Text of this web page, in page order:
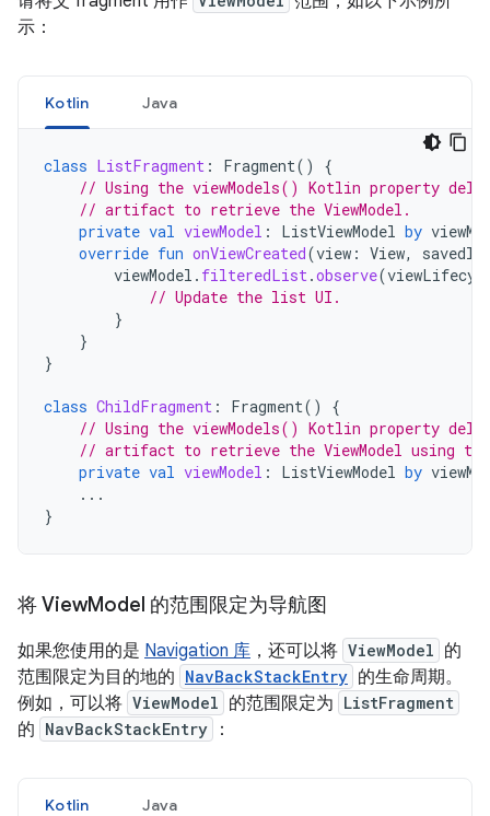
示：
Kotlin Java
class ListFragment : Fragment()
{
// Using the viewModels() Kotlin property
// artifact to retrieve the ViewModel.
private val viewModel : ListViewModel by
override fun onViewCreated(view : View,
viewModel . filteredList.observe(
// Update the list UI.
}
}
}
class ChildFragment : Fragment()
{
// Using the viewModels() Kotlin property
// artifact to retrieve the ViewModel using the
private val viewModel : ListViewModel by
...
}
将 ViewModel 的范围限定为导航图
如果您使用的是 Navigation 库 ，还可以将 ViewModel 的
范围限定为目的地的 NavBackStackEntry 的生命周期。
例如，可以将 ViewModel 的范围限定为 ListFragment
的 NavBackStackEntry ：
Kotlin Java